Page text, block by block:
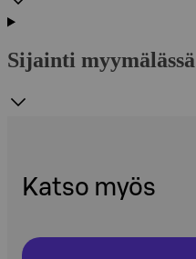
Sijainti myymälässä
Katso myös